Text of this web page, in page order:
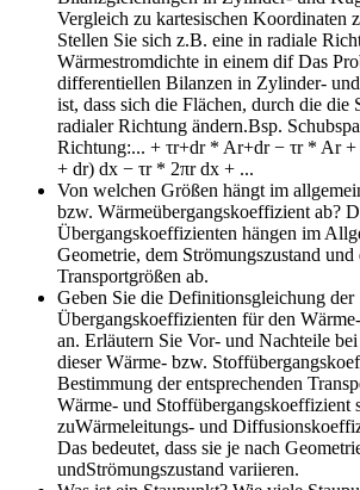
Vergleich zu kartesischen Koordinaten
Stellen Sie sich z.B. eine in radiale
Wärmestromdichte in einem difDas
differentiellen Bilanzen in Zylinder-
ist, dass sich die Flächen, durch die die
radialer Richtung ändern.Bsp.
Richtung:... + τr+dr * Ar+dr − τr * Ar
+ dr) dx − τr * 2πr dx + ...
Von welchen Größen hängt im
bzw. Wärmeübergangskoeffizient ab?
Übergangskoeffizienten hängen im
Geometrie, dem Strömungszustand
Transportgrößen ab.
Geben Sie die Definitionsgleichung der
Übergangskoeffizienten für den
an. Erläutern Sie Vor- und Nachteile
dieser Wärme- bzw.
Bestimmung der entsprechenden
Wärme- und Stoffübergangskoeffizient
zuWärmeleitungs- und
Das bedeutet, dass sie je nach
undStrömungszustand variieren.